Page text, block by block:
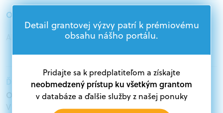
Oprávnení žiadatelia:
Akademický sektor
Ďalšie informácie:
Oprávnení žiadatelia:
V databáze grantov a dotácií na portáli Grantexpert.sk
Detail grantovej výzvy patrí k prémiovému
obsahu nášho portálu.
Pridajte sa k predplatiteľom a získajte
neobmedzený prístup ku všetkým grantom
v databáze a ďalšie služby z našej ponuky